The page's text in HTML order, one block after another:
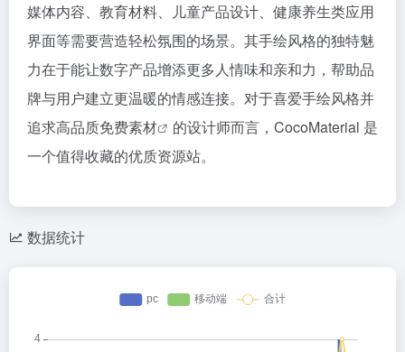
媒体内容、教育材料、儿童产品设计、健康养生类应用
界面等需要营造轻松氛围的场景。其手绘风格的独特魅
力在于能让数字产品增添更多人情味和亲和力，帮助品
牌与用户建立更温暖的情感连接。对于喜爱手绘风格并
追求高品质免费素材
的设计师而言，CocoMaterial 是
一个值得收藏的优质资源站。
数据统计